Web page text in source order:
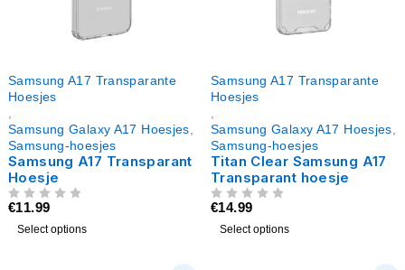
Samsung A17 Transparante
Hoesjes
Samsung Galaxy A17 Hoesjes
Samsung-hoesjes
Samsung A17 Transparant
Hoesje
€11.99
Select options
Samsung A17 Transparante
Hoesjes
Samsung Galaxy A17 Hoesjes
Samsung-hoesjes
Titan Clear Samsung A17
Transparant hoesje
€14.99
Select options